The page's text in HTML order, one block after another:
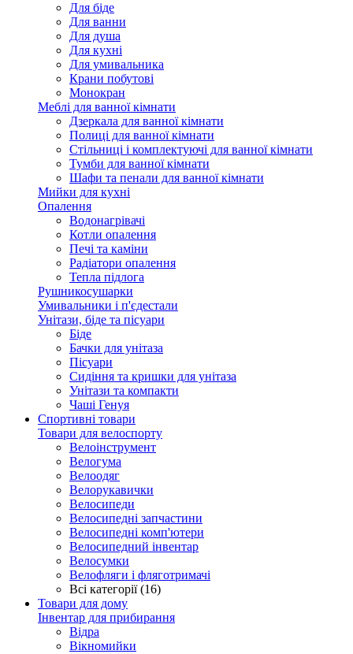
Для біде
Для ванни
Для душа
Для кухні
Для умивальника
Крани побутові
Монокран
Меблі для ванної кімнати
Дзеркала для ванної кімнати
Полиці для ванної кімнати
Стільниці і комплектуючі для ванної кімнати
Тумби для ванної кімнати
Шафи та пенали для ванної кімнати
Мийки для кухні
Опалення
Водонагрівачі
Котли опалення
Печі та каміни
Радіатори опалення
Тепла підлога
Рушникосушарки
Умивальники і п'єдестали
Унітази, біде та пісуари
Біде
Бачки для унітаза
Пісуари
Сидіння та кришки для унітаза
Унітази та компакти
Чаші Генуя
Спортивні товари
Товари для велоспорту
Велоінструмент
Велогума
Велоодяг
Велорукавички
Велосипеди
Велосипедні запчастини
Велосипедні комп'ютери
Велосипедний інвентар
Велосумки
Велофляги і фляготримачі
Всі категорії (16)
Товари для дому
Інвентар для прибирання
Відра
Вікномийки